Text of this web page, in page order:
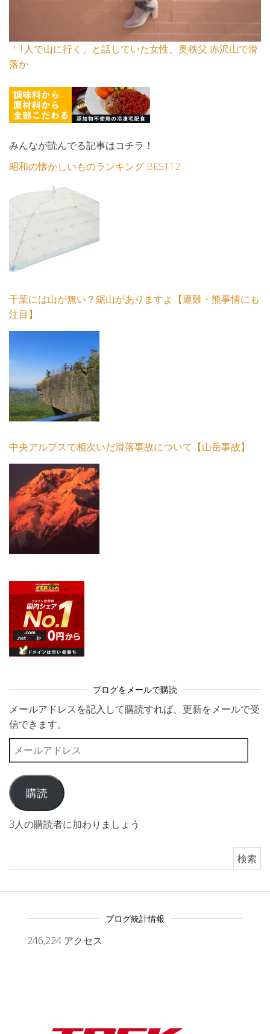
「1人で山に行く」と話していた女性、奥秩父 赤沢山で滑
落か
みんなが読んでる記事はコチラ！
昭和の懐かしいものランキング BEST12
千葉には山が無い？鋸山がありますよ【遭難・熊事情にも
注目】
中央アルプスで相次いだ滑落事故について【山岳事故】
ブログをメールで購読
メールアドレスを記入して購読すれば、更新をメールで受
信できます。
メールアドレス
購読
3人の購読者に加わりましょう
ブログ統計情報
246,224 アクセス